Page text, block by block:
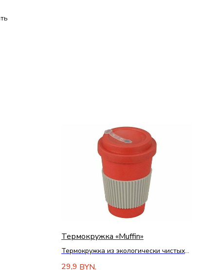
Термокружка «Muffin»
Термокружка из экологически чистых
29,9 BYN.